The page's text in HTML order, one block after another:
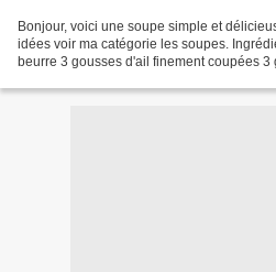
Bonjour, voici une soupe simple et
idées voir ma catégorie les soupes.
beurre 3 gousses d'ail finement coupées 3